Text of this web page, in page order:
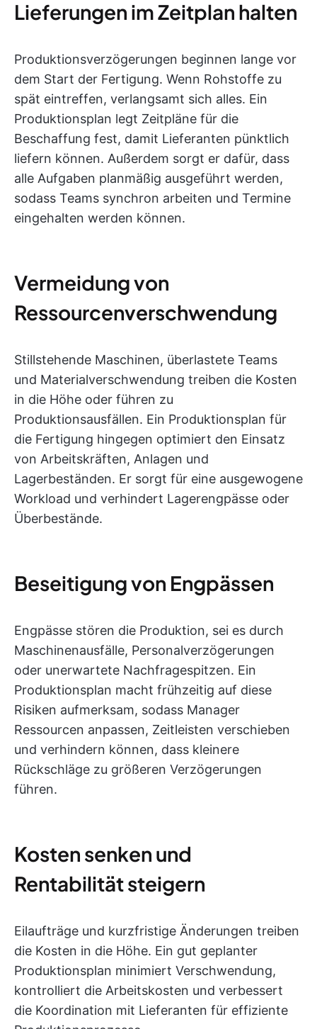
Lieferungen im Zeitplan halten
Produktionsverzögerungen beginnen lange vor
dem Start der Fertigung. Wenn Rohstoffe zu
spät eintreffen, verlangsamt sich alles. Ein
Produktionsplan legt Zeitpläne für die
Beschaffung fest, damit Lieferanten pünktlich
liefern können. Außerdem sorgt er dafür, dass
alle Aufgaben planmäßig ausgeführt werden,
sodass Teams synchron arbeiten und Termine
eingehalten werden können.
Vermeidung von
Ressourcenverschwendung
Stillstehende Maschinen, überlastete Teams
und Materialverschwendung treiben die Kosten
in die Höhe oder führen zu
Produktionsausfällen. Ein Produktionsplan für
die Fertigung hingegen optimiert den Einsatz
von Arbeitskräften, Anlagen und
Lagerbeständen. Er sorgt für eine ausgewogene
Workload und verhindert Lagerengpässe oder
Überbestände.
Beseitigung von Engpässen
Engpässe stören die Produktion, sei es durch
Maschinenausfälle, Personalverzögerungen
oder unerwartete Nachfragespitzen. Ein
Produktionsplan macht frühzeitig auf diese
Risiken aufmerksam, sodass Manager
Ressourcen anpassen, Zeitleisten verschieben
und verhindern können, dass kleinere
Rückschläge zu größeren Verzögerungen
führen.
Kosten senken und
Rentabilität steigern
Eilaufträge und kurzfristige Änderungen treiben
die Kosten in die Höhe. Ein gut geplanter
Produktionsplan minimiert Verschwendung,
kontrolliert die Arbeitskosten und verbessert
die Koordination mit Lieferanten für effiziente